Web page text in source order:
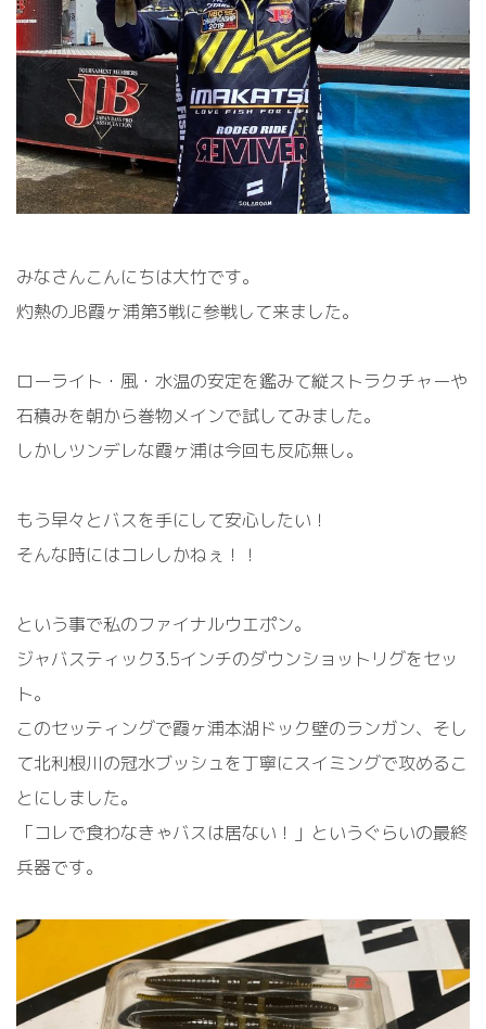
みなさんこんにちは大竹です。
灼熱のJB霞ヶ浦第3戦に参戦して来ました。
ローライト・風・水温の安定を鑑みて縦ストラクチャーや
石積みを朝から巻物メインで試してみました。
しかしツンデレな霞ヶ浦は今回も反応無し。
もう早々とバスを手にして安心したい！
そんな時にはコレしかねぇ！！
という事で私のファイナルウエポン。
ジャバスティック3.5インチのダウンショットリグをセッ
ト。
このセッティングで霞ヶ浦本湖ドック壁のランガン、そし
て北利根川の冠水ブッシュを丁寧にスイミングで攻めるこ
とにしました。
「コレで食わなきゃバスは居ない！」というぐらいの最終
兵器です。